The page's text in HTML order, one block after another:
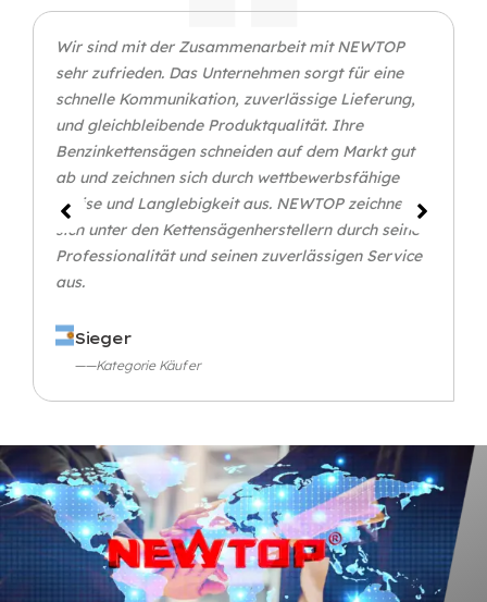
Wir sind mit der Zusammenarbeit mit NEWTOP
sehr zufrieden. Das Unternehmen sorgt für eine
schnelle Kommunikation, zuverlässige Lieferung,
und gleichbleibende Produktqualität. Ihre
Benzinkettensägen schneiden auf dem Markt gut
ab und zeichnen sich durch wettbewerbsfähige
Preise und Langlebigkeit aus. NEWTOP zeichnet
sich unter den Kettensägenherstellern durch seine
Professionalität und seinen zuverlässigen Service
aus.
Sieger
——Kategorie Käufer